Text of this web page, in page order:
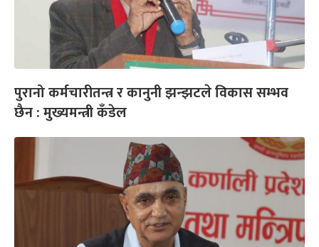
पुरानो कर्मचारीतन्त्र र कानुनी झन्झटले विकास सम्भव
छैन : मुख्यमन्त्री कँडेल